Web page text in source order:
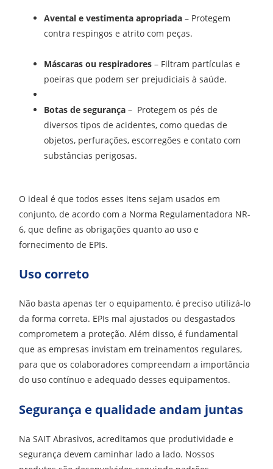
Avental e vestimenta apropriada – Protegem
contra respingos e atrito com peças.
Máscaras ou respiradores – Filtram partículas e
poeiras que podem ser prejudiciais à saúde.
Botas de segurança – Protegem os pés de
diversos tipos de acidentes, como quedas de
objetos, perfurações, escorregões e contato com
substâncias perigosas.
O ideal é que todos esses itens sejam usados em
conjunto, de acordo com a Norma Regulamentadora NR-
6, que define as obrigações quanto ao uso e
fornecimento de EPIs.
Uso correto
Não basta apenas ter o equipamento, é preciso utilizá-lo
da forma correta. EPIs mal ajustados ou desgastados
comprometem a proteção. Além disso, é fundamental
que as empresas invistam em treinamentos regulares,
para que os colaboradores compreendam a importância
do uso contínuo e adequado desses equipamentos.
Segurança e qualidade andam juntas
Na SAIT Abrasivos, acreditamos que produtividade e
segurança devem caminhar lado a lado. Nossos